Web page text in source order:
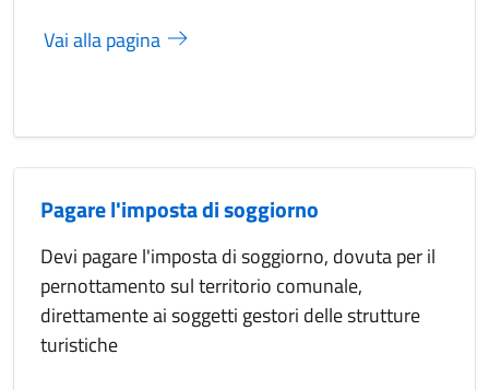
Vai alla pagina
Pagare l'imposta di soggiorno
Devi pagare l'imposta di soggiorno, dovuta per il
pernottamento sul territorio comunale,
direttamente ai soggetti gestori delle strutture
turistiche